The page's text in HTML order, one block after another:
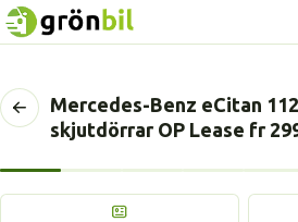
Tillbaka
sida
Mercedes-Benz eCitan
skjutdörrar OP Lease fr